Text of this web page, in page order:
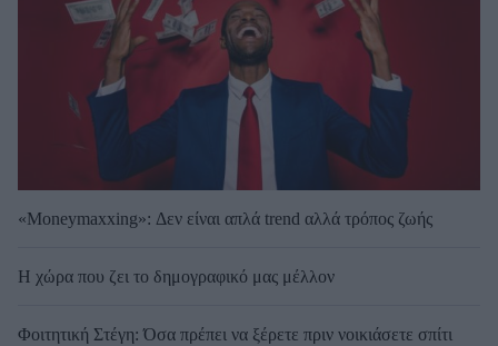
«Moneymaxxing»: Δεν είναι απλά trend αλλά τρόπος ζωής
Η χώρα που ζει το δημογραφικό μας μέλλον
Φοιτητική Στέγη: Όσα πρέπει να ξέρετε πριν νοικιάσετε σπίτι